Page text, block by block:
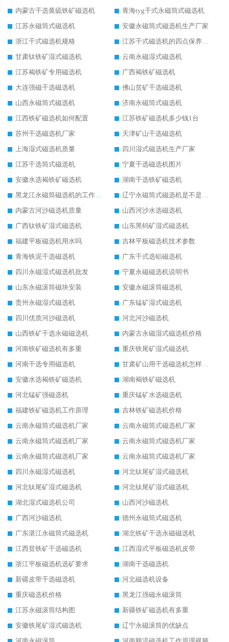
内蒙古干选黄硫铁矿磁选机
青海tyg干式永磁筒式磁选机
江苏永磁筒式磁选机
安徽永磁筒式磁选机生产厂家
浙江干式磁选机规格
江苏干式磁选机的四点保养秘籍
甘肃钛铁矿湿式磁选机
云南永磁湿式磁选机
江苏褐铁矿专用磁选机
广西褐铁矿磁选机
大连强磁干选磁选机
佛山贫矿干选磁选机
山西永磁筒式磁选机
济南永磁筒式磁选机
江西铁矿磁选机如何配置
江苏铁矿磁选机多少钱1台
苏州干选磁选机厂家
天津矿山干选磁选机
上海湿式磁选机质量
四川湿式磁选机生产厂家
江苏干选筒式磁选机
宁夏干选磁选机图片
安徽水选褐铁矿磁选机
湖南干选铁矿磁选机
黑龙江永磁筒磁选机的工作原理
辽宁永磁筒式磁选机是不是强磁
内蒙古河沙磁选机质量
山西河沙水选磁选机
广西钛铁矿湿式磁选机
山东黑钨矿湿式磁选机
福建平板磁选机用水吗
吉林平板磁选机技术参数
青海铁泥干选磁选机
广东干式选铝磁选机
四川永磁湿式磁选机批发
宁夏永磁磁选机说明书
山东永磁滚筒磁块安装
安徽永磁滚筒磁选机
贵州永磁湿式磁选机
广东锰矿湿式磁选机
四川优质河沙磁选机
河北河沙磁选机
山西铁矿干选永磁磁选机
内蒙古永磁湿式磁选机价格
河南铁矿磁选机有多重
重庆铁尾矿湿式磁选机
河南干选专用磁选机
甘肃矿山用干选磁选机怎样调磁
安徽水选褐铁矿磁选机
湖南褐铁矿磁选机
河北锰矿强磁选机
重庆锰矿水选磁选机
福建铁矿磁选机工作原理
吉林铁矿磁选机价格
云南永磁筒式磁选机厂家
云南永磁筒式磁选机厂家
云南永磁筒式磁选机厂家
云南永磁筒式磁选机厂家
云南永磁筒式磁选机厂家
云南永磁筒式磁选机厂家
四川永磁湿式磁选机
河北钛尾矿湿式磁选机
河北钛尾矿湿式磁选机
河北钛尾矿湿式磁选机
湖北湿式磁选机公司
山西河沙磁选机
广西河沙磁选机
德州永磁筒式磁选机
广东湛江永磁筒式磁选机
湖北铁矿干选永磁磁选机
江西贫铁矿干选磁选机
江西湿式平板磁选机皮带
浙江平板磁选机选矿要求
湖南干选磁选机
新疆皮带干选磁选机
河北磁选机设备
重庆磁选机价格
黑龙江强磁永磁滚筒
江苏永磁滚筒结构图
新疆铁矿磁选机有多重
安徽铁尾矿湿式磁选机
辽宁永磁滚筒的优缺点